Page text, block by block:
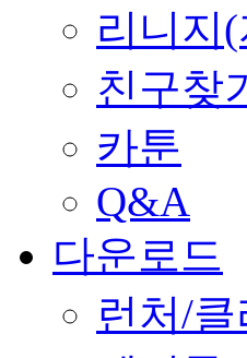
리니지
친구찾
카툰
Q&A
다운로드
런처/